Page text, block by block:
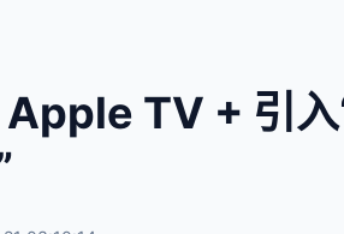
TV + 引